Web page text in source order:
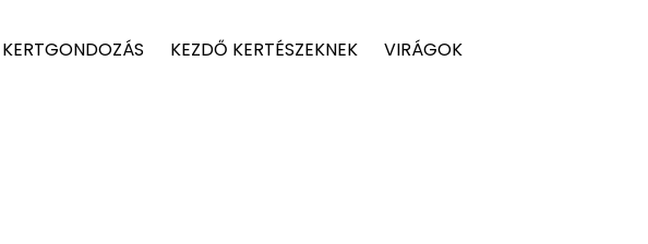
KERTGONDOZÁS KEZDŐ KERTÉSZEKNEK
VIRÁGOK